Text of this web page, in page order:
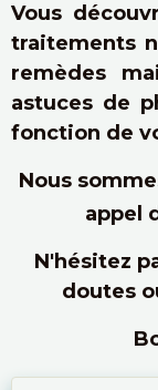
Vous
traitements
remèdes
astuces de
fonction de
Nous
appel
N'hésitez
doutes